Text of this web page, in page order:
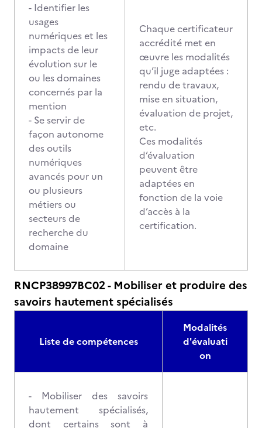
- Identifier les
usages
numériques et les
impacts de leur
évolution sur le
ou les domaines
concernés par la
mention
- Se servir de
façon autonome
des outils
numériques
avancés pour un
ou plusieurs
métiers ou
secteurs de
recherche du
domaine
Chaque certificateur
accrédité met en
œuvre les modalités
qu’il juge adaptées :
rendu de travaux,
mise en situation,
évaluation de projet,
etc.
Ces modalités
d’évaluation
peuvent être
adaptées en
fonction de la voie
d’accès à la
certification.
RNCP38997BC02 - Mobiliser et produire des
savoirs hautement spécialisés
Liste de compétences
Modalités
d'évaluati
on
- Mobiliser des savoirs
hautement spécialisés,
dont certains sont à